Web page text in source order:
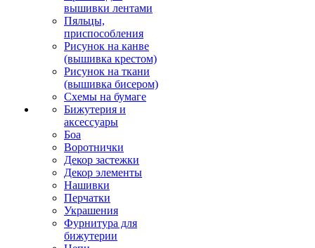
вышивки лентами
Пяльцы,
приспособления
Рисунок на канве
(вышивка крестом)
Рисунок на ткани
(вышивка бисером)
Схемы на бумаге
Бижутерия и
аксессуары
Боа
Воротнички
Декор застежки
Декор элементы
Нашивки
Перчатки
Украшения
Фурнитура для
бижутерии